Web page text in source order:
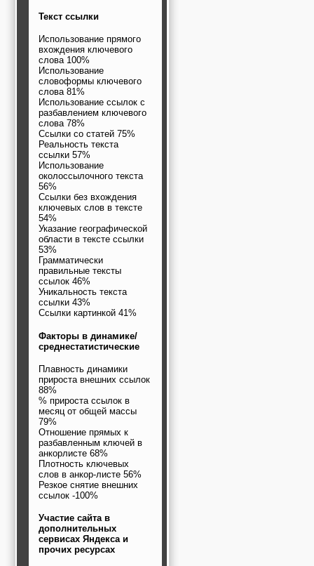
Текст ссылки
Использование прямого
вхождения ключевого
слова 100%
Использование
словоформы ключевого
слова 81%
Использование ссылок с
разбавлением ключевого
слова 78%
Ссылки со статей 75%
Реальность текста
ссылки 57%
Использование
околоссылочного текста
56%
Ссылки без вхождения
ключевых слов в тексте
54%
Указание географической
области в тексте ссылки
53%
Грамматически
правильные тексты
ссылок 46%
Уникальность текста
ссылки 43%
Ссылки картинкой 41%
Факторы в динамике/
среднестатистические
Плавность динамики
прироста внешних ссылок
88%
% прироста ссылок в
месяц от общей массы
79%
Отношение прямых к
разбавленным ключей в
анкорлисте 68%
Плотность ключевых
слов в анкор-листе 56%
Резкое снятие внешних
ссылок -100%
Участие сайта в
дополнительных
сервисах Яндекса и
прочих ресурсах